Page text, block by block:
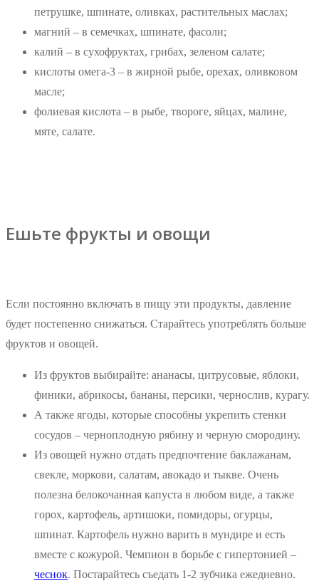
петрушке, шпинате, оливках, растительных маслах;
магний – в семечках, шпинате, фасоли;
калий – в сухофруктах, грибах, зеленом салате;
кислоты омега-3 – в жирной рыбе, орехах, оливковом
масле;
фолиевая кислота – в рыбе, твороге, яйцах, малине,
мяте, салате.
Ешьте фрукты и овощи
Если постоянно включать в пищу эти продукты, давление
будет постепенно снижаться. Старайтесь употреблять больше
фруктов и овощей.
Из фруктов выбирайте: ананасы, цитрусовые, яблоки,
финики, абрикосы, бананы, персики, чернослив, курагу.
А также ягоды, которые способны укрепить стенки
сосудов – черноплодную рябину и черную смородину.
Из овощей нужно отдать предпочтение баклажанам,
свекле, моркови, салатам, авокадо и тыкве. Очень
полезна белокочанная капуста в любом виде, а также
горох, картофель, артишоки, помидоры, огурцы,
шпинат. Картофель нужно варить в мундире и есть
вместе с кожурой. Чемпион в борьбе с гипертонией –
чеснок. Постарайтесь съедать 1-2 зубчика ежедневно.